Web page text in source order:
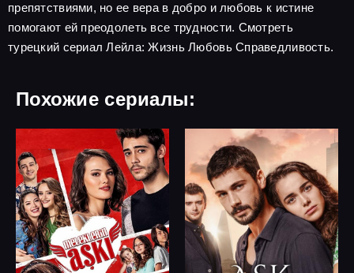
препятствиями, но ее вера в добро и любовь к истине
помогают ей преодолеть все трудности. Смотреть
турецкий сериал Лейла: Жизнь Любовь Справедливость.
Похожие сериалы: